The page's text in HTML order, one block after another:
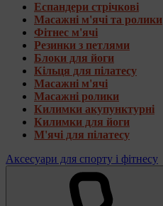
Еспандери стрічкові
Масажні м'ячі та ролики
Фітнес м'ячі
Резинки з петлями
Блоки для йоги
Кільця для пілатесу
Масажні м'ячі
Масажні ролики
Килимки акупунктурні
Килимки для йоги
М'ячі для пілатесу
Аксесуари для спорту і фітнесу